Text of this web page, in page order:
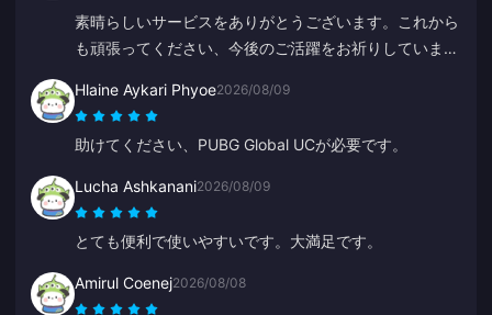
素晴らしいサービスをありがとうございます。これから
も頑張ってください、今後のご活躍をお祈りしていま
Hlaine Aykari Phyoe2026/08/09
助けてください、PUBG Global UCが必要です。
Lucha Ashkanani2026/08/09
とても便利で使いやすいです。大満足です。
Amirul Coenej2026/08/08